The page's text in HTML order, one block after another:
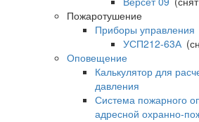
Пожаротушение
Приборы управления
УСП212-63А
Оповещение
Калькулятор для
давления
Система пожарного
адресной охранно-